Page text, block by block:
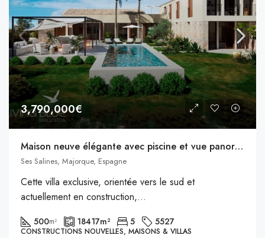
3,790,000€
Maison neuve élégante avec piscine et vue panoramique à ses salines
Ses Salines, Majorque, Espagne
Cette villa exclusive, orientée vers le sud et
actuellement en construction,...
500m² 18417m² 5 5527
CONSTRUCTIONS NOUVELLES, MAISONS & VILLAS